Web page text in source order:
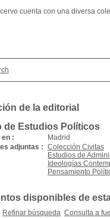
de la editorial
de Estudios Políticos
en :
Madrid
adjuntas : Colección Civitas
Estudios de
Ideologías
Pensamiento
disponibles de
Refinar búsqueda Consulta a
cuenta con una diversa